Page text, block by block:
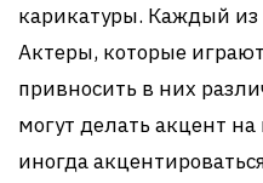
карикатуры. Каждый из
Актеры, которые
привносить в них
могут делать акцент
иногда